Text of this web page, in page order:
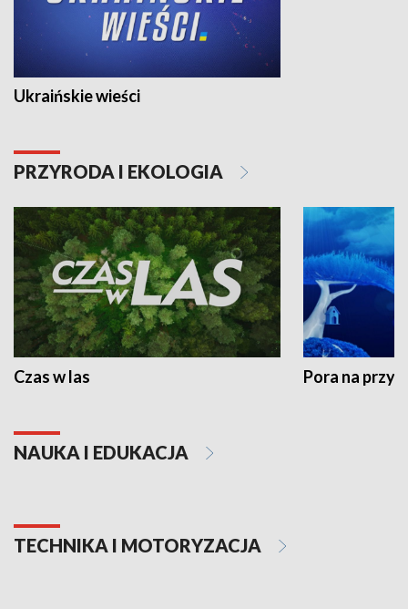
Ukraińskie wieści
PRZYRODA I EKOLOGIA
Czas w las Pora na
NAUKA I EDUKACJA
TECHNIKA I MOTORYZACJA